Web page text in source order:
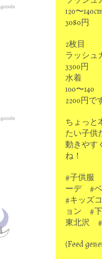
120〜
3080円
2枚目
ラッシュ
3300円
水着
100〜140
2200円で
ちょっと
たい子供
動きやす
ね！
#子供服
ーデ #
#キッズ
ョン #
東北沢
(Feed